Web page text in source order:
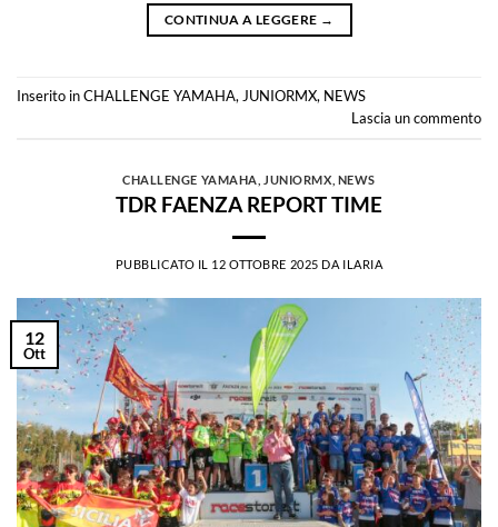
CONTINUA A LEGGERE →
Inserito inCHALLENGE YAMAHA, JUNIORMX, NEWS
Lascia un commento
CHALLENGE YAMAHA JUNIORMX NEWS
TDR FAENZA REPORT TIME
PUBBLICATO IL 12 OTTOBRE 2025 DA ILARIA
12
Ott